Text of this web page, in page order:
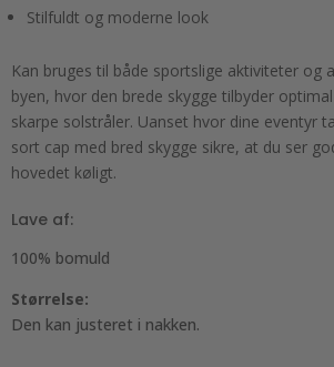
Stilfuldt og moderne look
Kan bruges til både sportslige aktiviteter og
byen, hvor den brede skygge tilbyder
skarpe solstråler. Uanset hvor dine eventyr
sort cap med bred skygge sikre, at du ser
hovedet køligt.
Lave af:
100% bomuld
Størrelse:
Den kan justeret i nakken.